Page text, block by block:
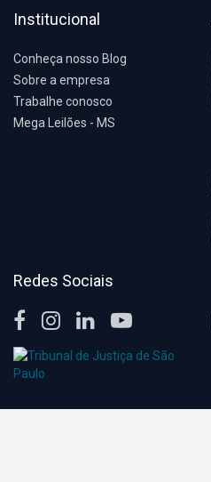
Institucional
Conheça nosso Blog
Sobre a empresa
Trabalhe conosco
Mega Leilões - MS
Redes Sociais